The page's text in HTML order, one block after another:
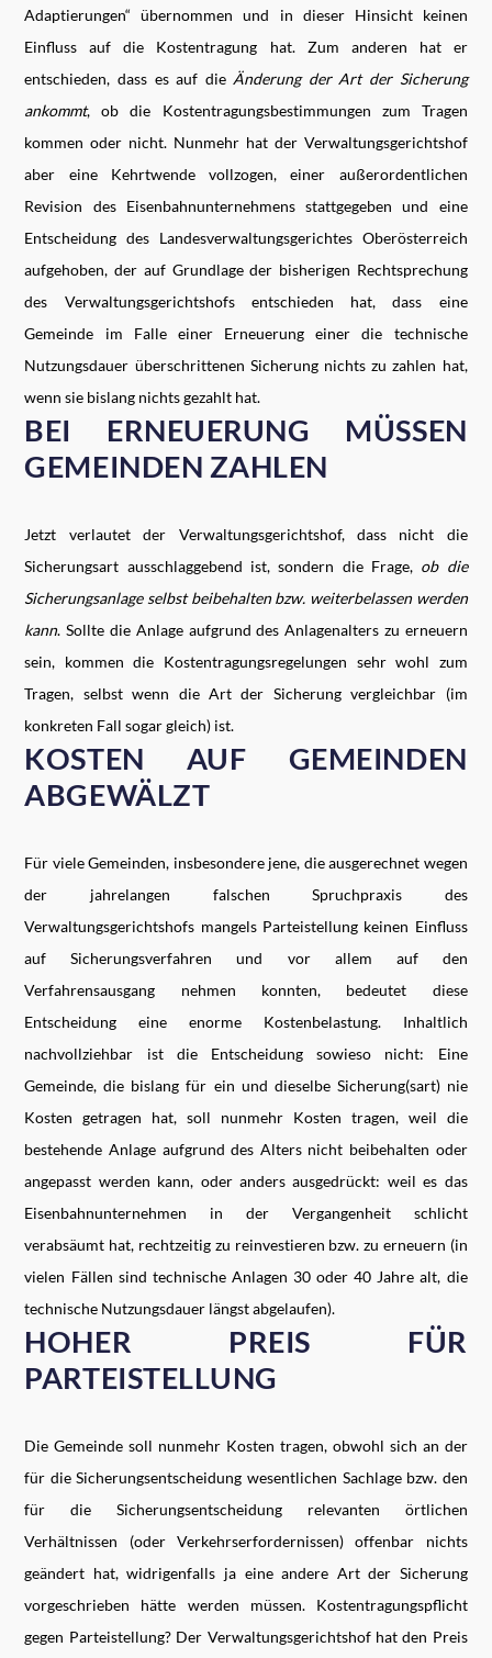
Adaptierungen“ übernommen und in dieser Hinsicht keinen
Einfluss auf die Kostentragung hat. Zum anderen hat er
entschieden, dass es auf dieÄnderung der Art der Sicherung
ankommt, ob die Kostentragungsbestimmungen zum Tragen
kommen oder nicht. Nunmehr hat der Verwaltungsgerichtshof
aber eine Kehrtwende vollzogen, einer außerordentlichen
Revision des Eisenbahnunternehmens stattgegeben und eine
Entscheidung des Landesverwaltungsgerichtes Oberösterreich
aufgehoben, der auf Grundlage der bisherigen Rechtsprechung
des Verwaltungsgerichtshofs entschieden hat, dass eine
Gemeinde im Falle einer Erneuerung einer die technische
Nutzungsdauer überschrittenen Sicherung nichts zu zahlen hat,
wenn sie bislang nichts gezahlt hat.
BEI ERNEUERUNG MÜSSEN
GEMEINDEN ZAHLEN
Jetzt verlautet der Verwaltungsgerichtshof, dass nicht die
Sicherungsart ausschlaggebend ist, sondern die Frage, ob die
Sicherungsanlage selbst beibehalten bzw. weiterbelassen werden
kann. Sollte die Anlage aufgrund des Anlagenalters zu erneuern
sein, kommen die Kostentragungsregelungen sehr wohl zum
Tragen, selbst wenn die Art der Sicherung vergleichbar (im
konkreten Fall sogar gleich) ist.
KOSTEN AUF GEMEINDEN
ABGEWÄLZT
Für viele Gemeinden, insbesondere jene, die ausgerechnet wegen
der jahrelangen falschen Spruchpraxis des
Verwaltungsgerichtshofs mangels Parteistellung keinen Einfluss
auf Sicherungsverfahren und vor allem auf den
Verfahrensausgang nehmen konnten, bedeutet diese
Entscheidung eine enorme Kostenbelastung. Inhaltlich
nachvollziehbar ist die Entscheidung sowieso nicht: Eine
Gemeinde, die bislang für ein und dieselbe Sicherung(sart) nie
Kosten getragen hat, soll nunmehr Kosten tragen, weil die
bestehende Anlage aufgrund des Alters nicht beibehalten oder
angepasst werden kann, oder anders ausgedrückt: weil es das
Eisenbahnunternehmen in der Vergangenheit schlicht
verabsäumt hat, rechtzeitig zu reinvestieren bzw. zu erneuern (in
vielen Fällen sind technische Anlagen 30 oder 40 Jahre alt, die
technische Nutzungsdauer längst abgelaufen).
HOHER PREIS FÜR
PARTEISTELLUNG
Die Gemeinde soll nunmehr Kosten tragen, obwohl sich an der
für die Sicherungsentscheidung wesentlichen Sachlage bzw. den
für die Sicherungsentscheidung relevanten örtlichen
Verhältnissen (oder Verkehrserfordernissen) offenbar nichts
geändert hat, widrigenfalls ja eine andere Art der Sicherung
vorgeschrieben hätte werden müssen. Kostentragungspflicht
gegen Parteistellung? Der Verwaltungsgerichtshof hat den Preis